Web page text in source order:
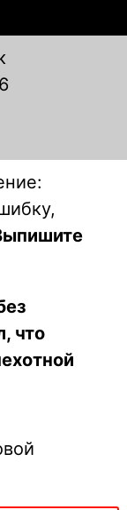
6
что